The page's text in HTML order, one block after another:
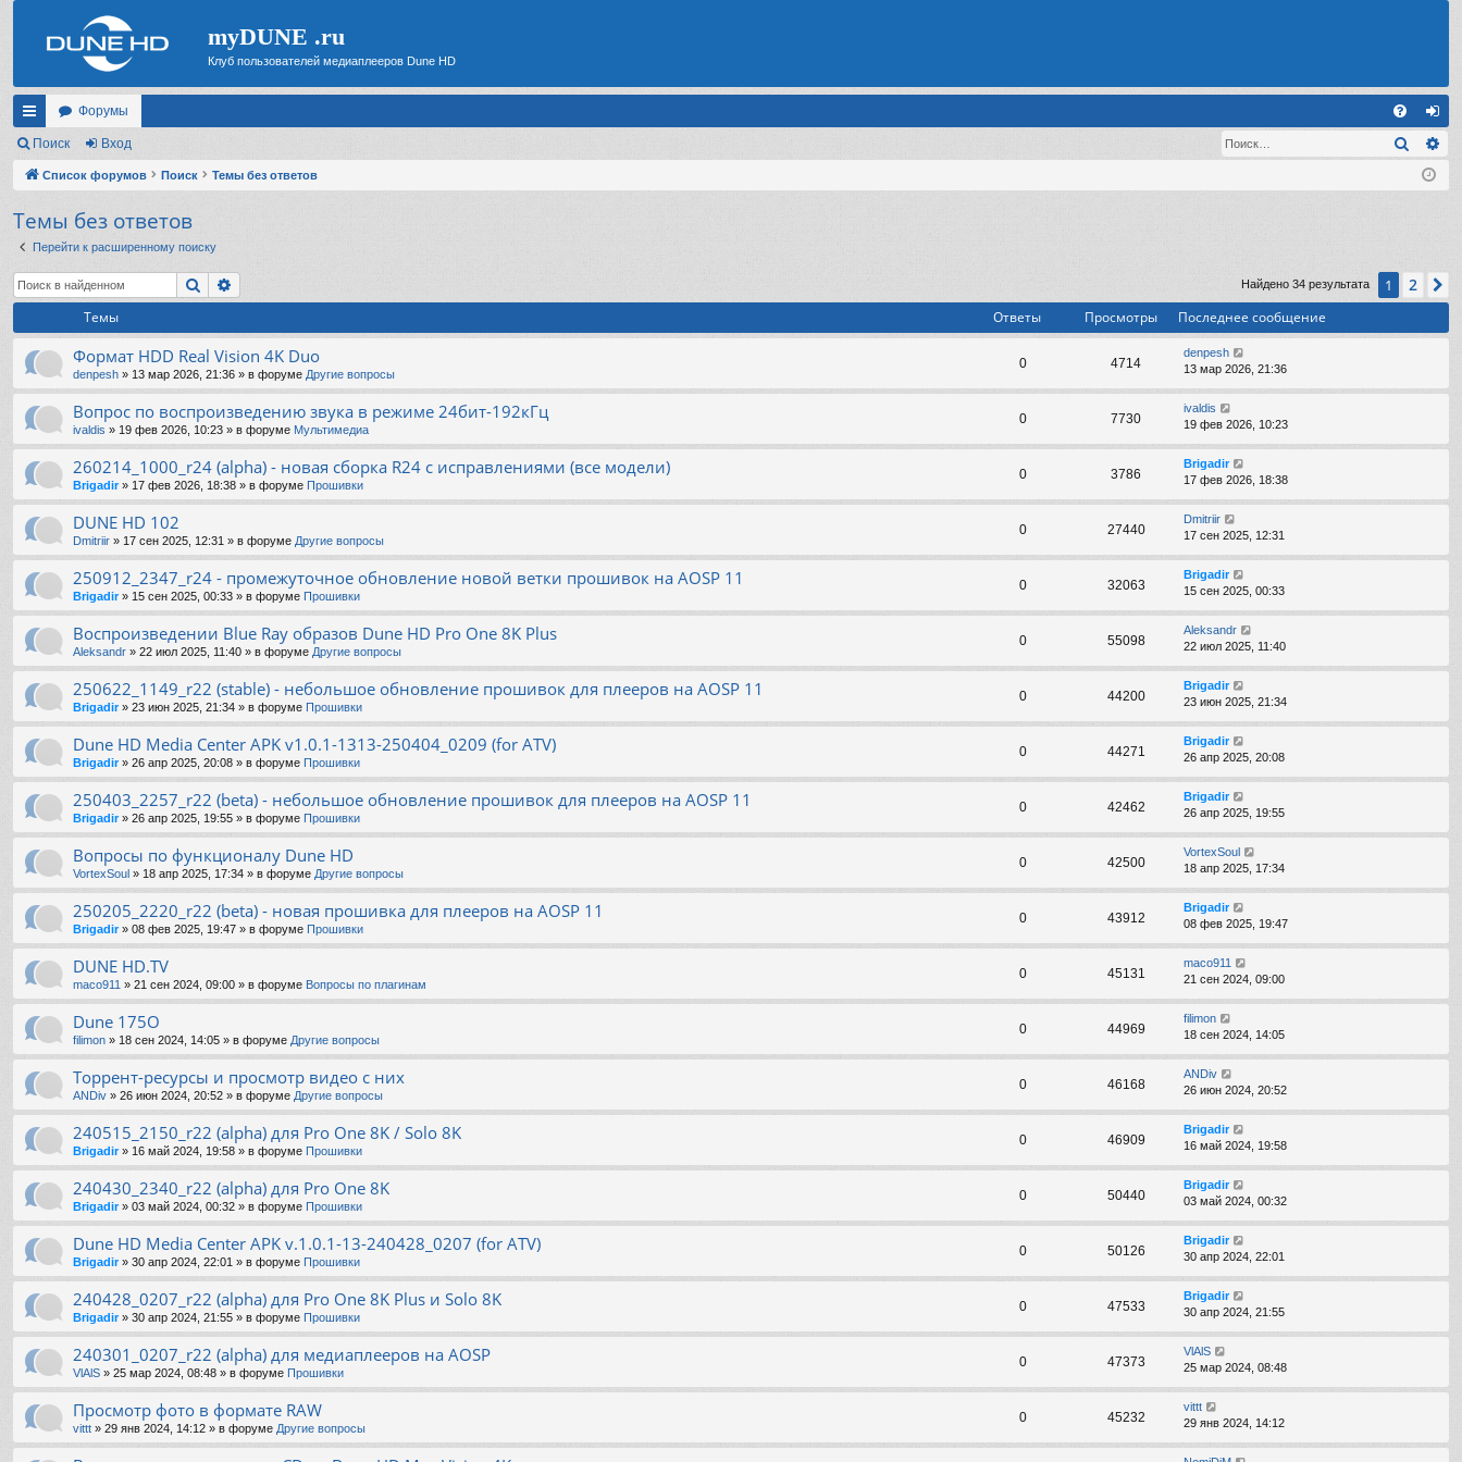
myDUNE .ru
Клуб пользователей медиаплееров Dune HD
с
ы
и
Форумы
FA хо
д
Поиск Вход Поиск
Список форумов Поиск Темы без ответов
Темы без ответов
Перейти к расширенному поиску
Поиск Найдено 34 результата 1 2
Темы Ответы Просмотры Последнее сообщение
Формат HDD Real Vision 4K Duo
denpesh » 13 мар 2026, 21:36 » в форуме Другие вопросы
0 4714
denpesh
13 мар 2026, 21:36
Вопрос по воспроизведению звука в режиме 24бит-192кГц
ivaldis » 19 фев 2026, 10:23 » в форуме Мультимедиа
0 7730
ivaldis
19 фев 2026, 10:23
260214_1000_r24 (alpha) - новая сборка R24 с исправлениями (все модели)
Brigadir» 17 фев 2026, 18:38 » в форуме Прошивки
0 3786
Brigadir
17 фев 2026, 18:38
DUNE HD 102
Dmitriir » 17 сен 2025, 12:31 » в форуме Другие вопросы
0 27440
Dmitriir
17 сен 2025, 12:31
250912_2347_r24 - промежуточное обновление новой ветки прошивок на AOSP 11
Brigadir» 15 сен 2025, 00:33 » в форуме Прошивки
0 32063
Brigadir
15 сен 2025, 00:33
Воспроизведении Blue Ray образов Dune HD Pro One 8K Plus
Aleksandr » 22 июл 2025, 11:40 » в форуме Другие вопросы
0 55098
Aleksandr
22 июл 2025, 11:40
250622_1149_r22 (stable) - небольшое обновление прошивок для плееров на AOSP 11
Brigadir» 23 июн 2025, 21:34 » в форуме Прошивки
0 44200
Brigadir
23 июн 2025, 21:34
Dune HD Media Center APK v1.0.1-1313-250404_0209 (for ATV)
Brigadir» 26 апр 2025, 20:08 » в форуме Прошивки
0 44271
Brigadir
26 апр 2025, 20:08
250403_2257_r22 (beta) - небольшое обновление прошивок для плееров на AOSP 11
Brigadir» 26 апр 2025, 19:55 » в форуме Прошивки
0 42462
Brigadir
26 апр 2025, 19:55
Вопросы по функционалу Dune HD
VortexSoul » 18 апр 2025, 17:34 » в форуме Другие вопросы
0 42500
VortexSoul
18 апр 2025, 17:34
250205_2220_r22 (beta) - новая прошивка для плееров на AOSP 11
Brigadir» 08 фев 2025, 19:47 » в форуме Прошивки
0 43912
Brigadir
08 фев 2025, 19:47
DUNE HD.TV
maco911 » 21 сен 2024, 09:00 » в форуме Вопросы по плагинам
0 45131
maco911
21 сен 2024, 09:00
Dune 175O
filimon » 18 сен 2024, 14:05 » в форуме Другие вопросы
0 44969
filimon
18 сен 2024, 14:05
Торрент-ресурсы и просмотр видео с них
ANDiv » 26 июн 2024, 20:52 » в форуме Другие вопросы
0 46168
ANDiv
26 июн 2024, 20:52
240515_2150_r22 (alpha) для Pro One 8K / Solo 8K
Brigadir» 16 май 2024, 19:58 » в форуме Прошивки
0 46909
Brigadir
16 май 2024, 19:58
240430_2340_r22 (alpha) для Pro One 8K
Brigadir» 03 май 2024, 00:32 » в форуме Прошивки
0 50440
Brigadir
03 май 2024, 00:32
Dune HD Media Center APK v.1.0.1-13-240428_0207 (for ATV)
Brigadir» 30 апр 2024, 22:01 » в форуме Прошивки
0 50126
Brigadir
30 апр 2024, 22:01
240428_0207_r22 (alpha) для Pro One 8K Plus и Solo 8K
Brigadir» 30 апр 2024, 21:55 » в форуме Прошивки
0 47533
Brigadir
30 апр 2024, 21:55
240301_0207_r22 (alpha) для медиаплееров на AOSP
VlAlS » 25 мар 2024, 08:48 » в форуме Прошивки
0 47373
VlAlS
25 мар 2024, 08:48
Просмотр фото в формате RAW
vittt » 29 янв 2024, 14:12 » в форуме Другие вопросы
0 45232
vittt
29 янв 2024, 14:12